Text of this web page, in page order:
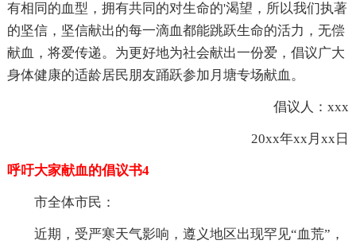
有相同的血型，拥有共同的对生命的'渴望，所以我们执著
的坚信，坚信献出的每一滴血都能跳跃生命的活力，无偿
献血，将爱传递。为更好地为社会献出一份爱，倡议广大
身体健康的适龄居民朋友踊跃参加月塘专场献血。
倡议人：xxx
20xx年xx月xx日
呼吁大家献血的倡议书4
市全体市民：
近期，受严寒天气影响，遵义地区出现罕见“血荒”，